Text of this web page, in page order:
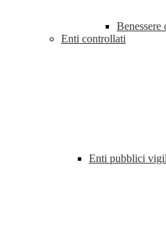
Benessere
Enti controllati
Enti pubblici